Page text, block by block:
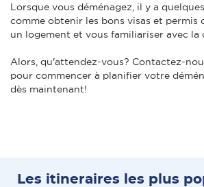
Lorsque vous déménagez, il y a
comme obtenir les bons visas et permis
un logement et vous familiariser avec la
Alors, qu'attendez-vous? Contactez-
pour commencer à planifier votre
dès maintenant!
Les itineraires les plus